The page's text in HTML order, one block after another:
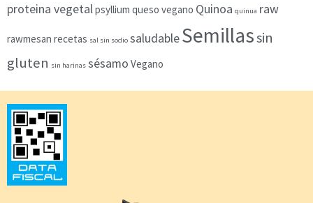
proteina vegetalpsyllium queso vegano Quinoa quinua raw
rawmesan recetas sal sin sodio saludableSemillassin
gluten sin harinas sésamo Vegano